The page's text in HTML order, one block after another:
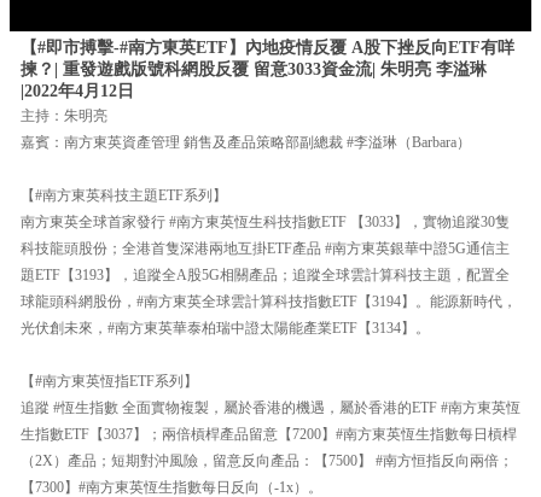
【#即市搏擊-#南方東英ETF】內地疫情反覆 A股下挫反向ETF有咩
揀？| 重發遊戲版號科網股反覆 留意3033資金流| 朱明亮 李溢琳
|2022年4月12日
主持：朱明亮
嘉賓：南方東英資產管理 銷售及產品策略部副總裁 #李溢琳（Barbara）
【#南方東英科技主題ETF系列】
南方東英全球首家發行 #南方東英恆生科技指數ETF 【3033】，實物追蹤30隻
科技龍頭股份；全港首隻深港兩地互掛ETF產品 #南方東英銀華中證5G通信主
題ETF【3193】，追蹤全A股5G相關產品；追蹤全球雲計算科技主題，配置全
球龍頭科網股份，#南方東英全球雲計算科技指數ETF【3194】。能源新時代，
光伏創未來，#南方東英華泰柏瑞中證太陽能產業ETF【3134】。
【#南方東英恆指ETF系列】
追蹤 #恆生指數 全面實物複製，屬於香港的機遇，屬於香港的ETF #南方東英恆
生指數ETF【3037】；兩倍槓桿產品留意【7200】#南方東英恆生指數每日槓桿
（2X）產品；短期對沖風險，留意反向產品：【7500】 #南方恒指反向兩倍；
【7300】#南方東英恆生指數每日反向（-1x）。